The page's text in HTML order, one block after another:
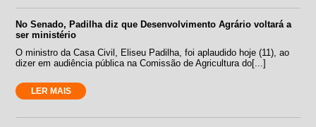
No Senado, Padilha diz que Desenvolvimento Agrário voltará a
ser ministério
O ministro da Casa Civil, Eliseu Padilha, foi aplaudido hoje (11), ao
dizer em audiência pública na Comissão de Agricultura do[...]
LER MAIS